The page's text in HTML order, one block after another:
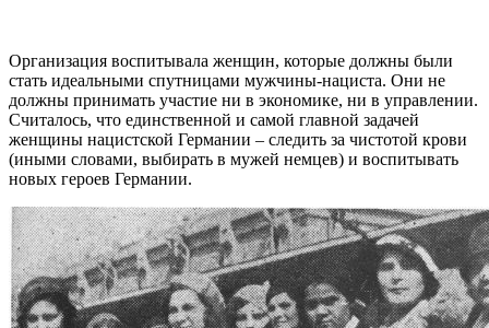
Организация воспитывала женщин, которые должны были
стать идеальными спутницами мужчины-нациста. Они не
должны принимать участие ни в экономике, ни в управлении.
Считалось, что единственной и самой главной задачей
женщины нацистской Германии – следить за чистотой крови
(иными словами, выбирать в мужей немцев) и воспитывать
новых героев Германии.